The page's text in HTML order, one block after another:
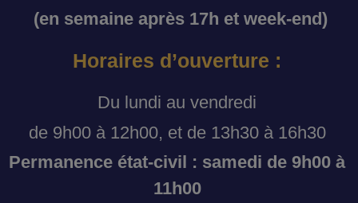
(en semaine après 17h et week-end)
Horaires d’ouverture :
Du lundi au vendredi
de 9h00 à 12h00, et de 13h30 à 16h30
Permanence état-civil : samedi de 9h00 à
11h00